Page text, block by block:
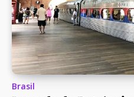
Brasil